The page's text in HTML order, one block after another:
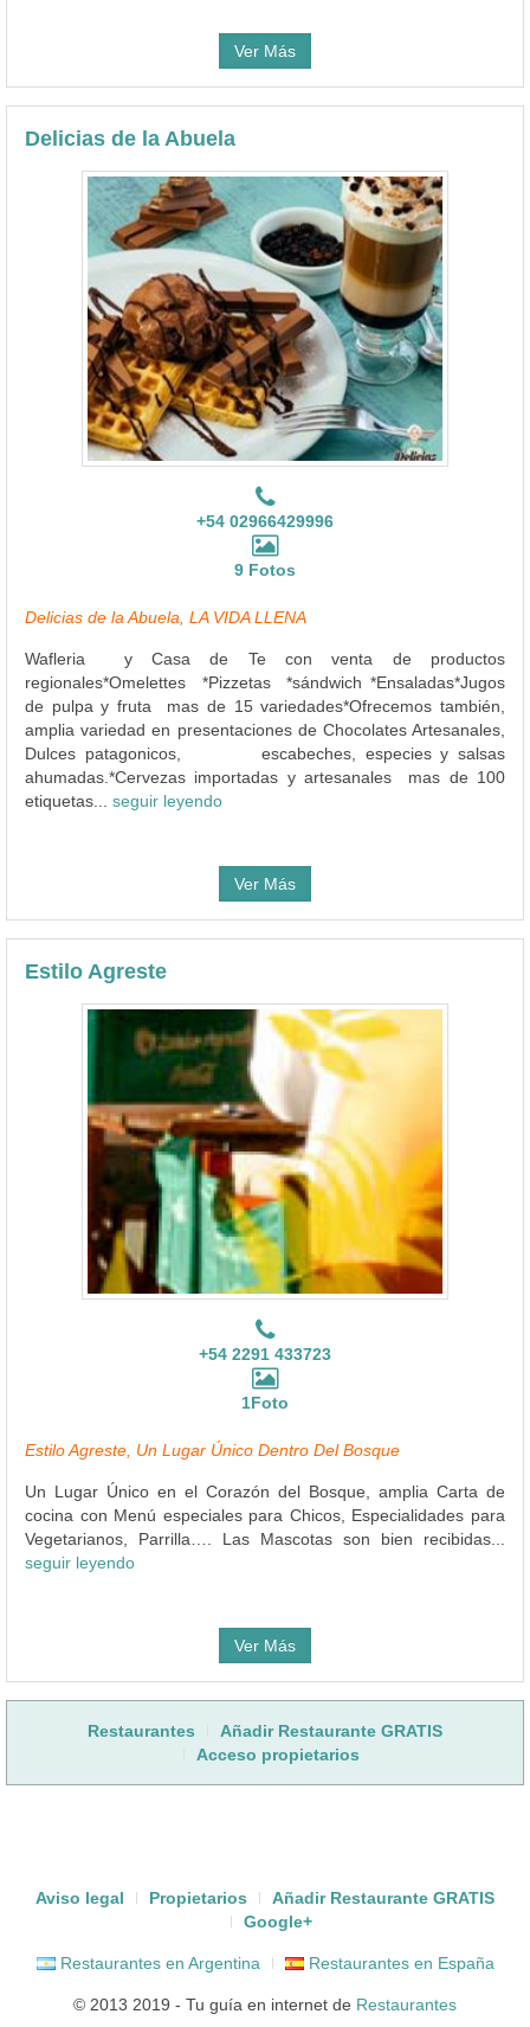
Ver Más
Delicias de la Abuela
+54 02966429996
9 Fotos
Delicias de la Abuela, LA VIDA LLENA
Wafleria y Casa de Te con venta de productos
regionales*Omelettes *Pizzetas *sándwich *Ensaladas*Jugos
de pulpa y fruta mas de 15 variedades*Ofrecemos también,
amplia variedad en presentaciones de Chocolates Artesanales,
Dulces patagonicos, escabeches, especies y salsas
ahumadas.*Cervezas importadas y artesanales mas de 100
etiquetas... seguir leyendo
Ver Más
Estilo Agreste
+54 2291 433723
1Foto
Estilo Agreste, Un Lugar Único Dentro Del Bosque
Un Lugar Único en el Corazón del Bosque, amplia Carta de
cocina con Menú especiales para Chicos, Especialidades para
Vegetarianos, Parrilla…. Las Mascotas son bien recibidas...
seguir leyendo
Ver Más
Restaurantes
Añadir Restaurante GRATIS
Acceso propietarios
Aviso legal Propietarios
Añadir Restaurante GRATIS
Google+
Restaurantes en Argentina Restaurantes en España
© 2013 2019 - Tu guía en internet de Restaurantes